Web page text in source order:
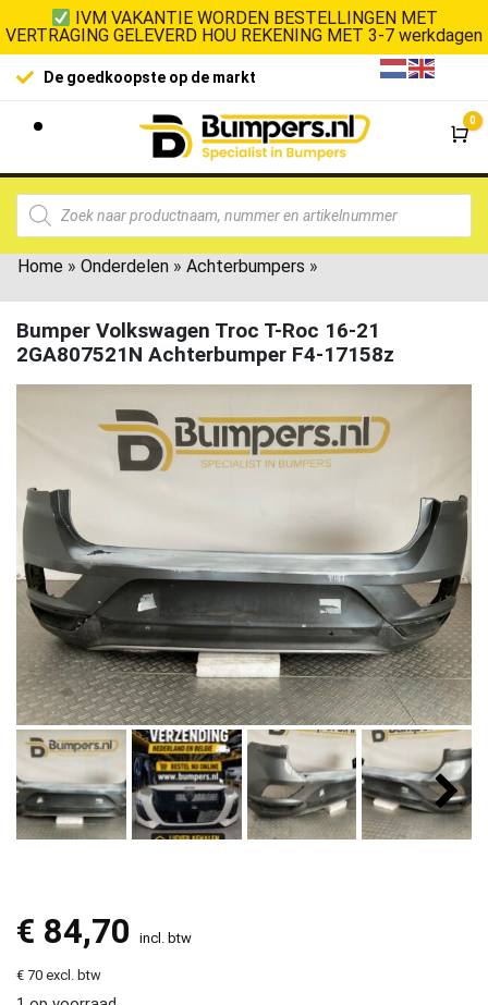
IVM VAKANTIE WORDEN BESTELLINGEN MET
VERTRAGING GELEVERD HOU REKENING MET 3-7 werkdagen
De goedkoopste op de markt
0
Home » Onderdelen » Achterbumpers »
Bumper Volkswagen Troc T-Roc 16-21
2GA807521N Achterbumper F4-17158z
€ 84,70 incl. btw
€ 70 excl. btw